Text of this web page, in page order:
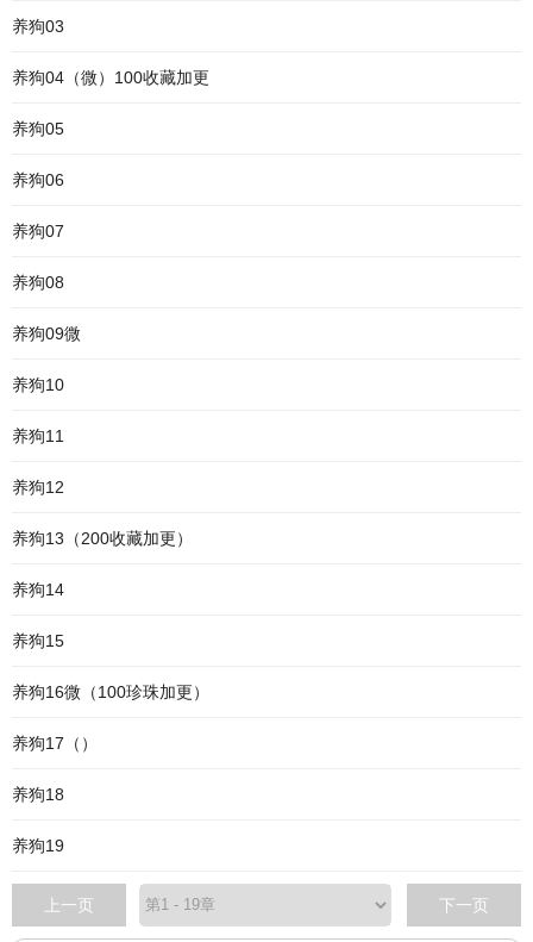
养狗03
养狗04（微）100收藏加更
养狗05
养狗06
养狗07
养狗08
养狗09微
养狗10
养狗11
养狗12
养狗13（200收藏加更）
养狗14
养狗15
养狗16微（100珍珠加更）
养狗17（）
养狗18
养狗19
上一页 下一页